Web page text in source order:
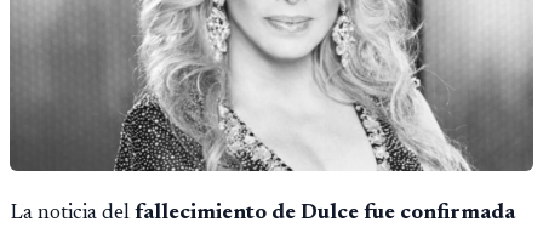
La noticia del fallecimiento de Dulce fue confirmada